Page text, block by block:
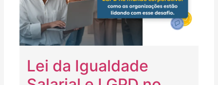
Lei da Igualdade